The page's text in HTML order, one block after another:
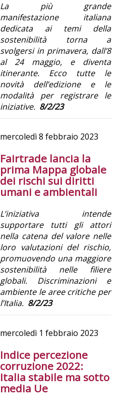
La più grande
manifestazione italiana
dedicata ai temi della
sostenibilità torna a
svolgersi in primavera, dall’8
al 24 maggio, e diventa
itinerante. Ecco tutte le
novità dell’edizione e le
modalità per registrare le
iniziative. 8/2/23
mercoledì8 febbraio 2023
Fairtrade lancia la
prima Mappa globale
dei rischi sui diritti
umani e ambientali
L’iniziativa intende
supportare tutti gli attori
nella catena del valore nelle
loro valutazioni del rischio,
promuovendo una maggiore
sostenibilità nelle filiere
globali. Discriminazioni e
ambiente le aree critiche per
l’Italia. 8/2/23
mercoledì 1 febbraio 2023
Indice percezione
corruzione 2022:
Italia stabile ma sotto
media Ue